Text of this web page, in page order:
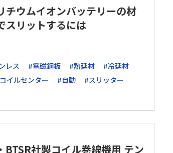
チウムイオンバッテリーの材
スリットするには
レス #電磁鋼板 #熱延材
#冷延材
イルセンター #自動
#スリッター
社製コイル巻線機用 テン